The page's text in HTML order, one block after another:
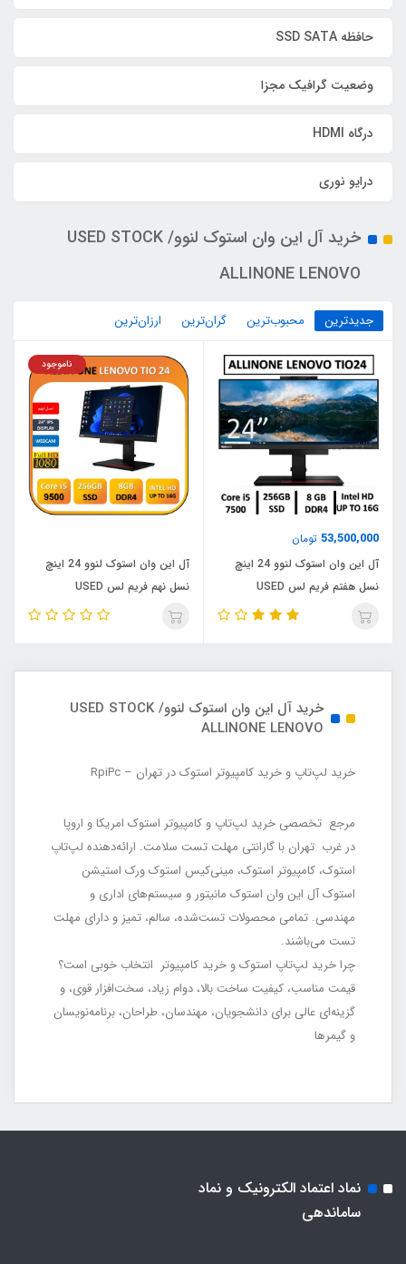
حافظه SSD SATA
وضعیت گرافیک مجزا
درگاه HDMI
درایو نوری
خرید آل این وان استوک لنوو/ USED STOCK
ALLINONE LENOVO
جدیدترین محبوب‌ترین گران‌ترین ارزان‌ترین
53,500,000 تومان
آل این وان استوک لنوو 24 اینچ
نسل هفتم فریم لس USED
ALLINONE LENOVO THINK
ناموجود
آل این وان استوک لنوو 24 اینچ
نسل نهم فریم لس USED
ALLINONE LENOVO THINK
خرید آل این وان استوک لنوو/ USED STOCK
ALLINONE LENOVO
خرید لپ‌تاپ و خرید کامپیوتر استوک در تهران – RpiPc
مرجع تخصصی خرید لپ‌تاپ و کامپیوتر استوک امریکا و اروپا
در غرب تهران با گارانتی مهلت تست سلامت. ارائه‌دهنده لپ‌تاپ
استوک، کامپیوتر استوک، مینی‌کیس استوک ورک استیشن
استوک آل این وان استوک مانیتور و سیستم‌های اداری و
مهندسی. تمامی محصولات تست‌شده، سالم، تمیز و دارای مهلت
تست می‌باشند.
چرا خرید لپ‌تاپ استوک و خرید کامپیوتر انتخاب خوبی است؟
قیمت مناسب، کیفیت ساخت بالا، دوام زیاد، سخت‌افزار قوی، و
گزینه‌ای عالی برای دانشجویان، مهندسان، طراحان، برنامه‌نویسان
و گیمرها
نماد اعتماد الکترونیک و نماد
ساماندهی